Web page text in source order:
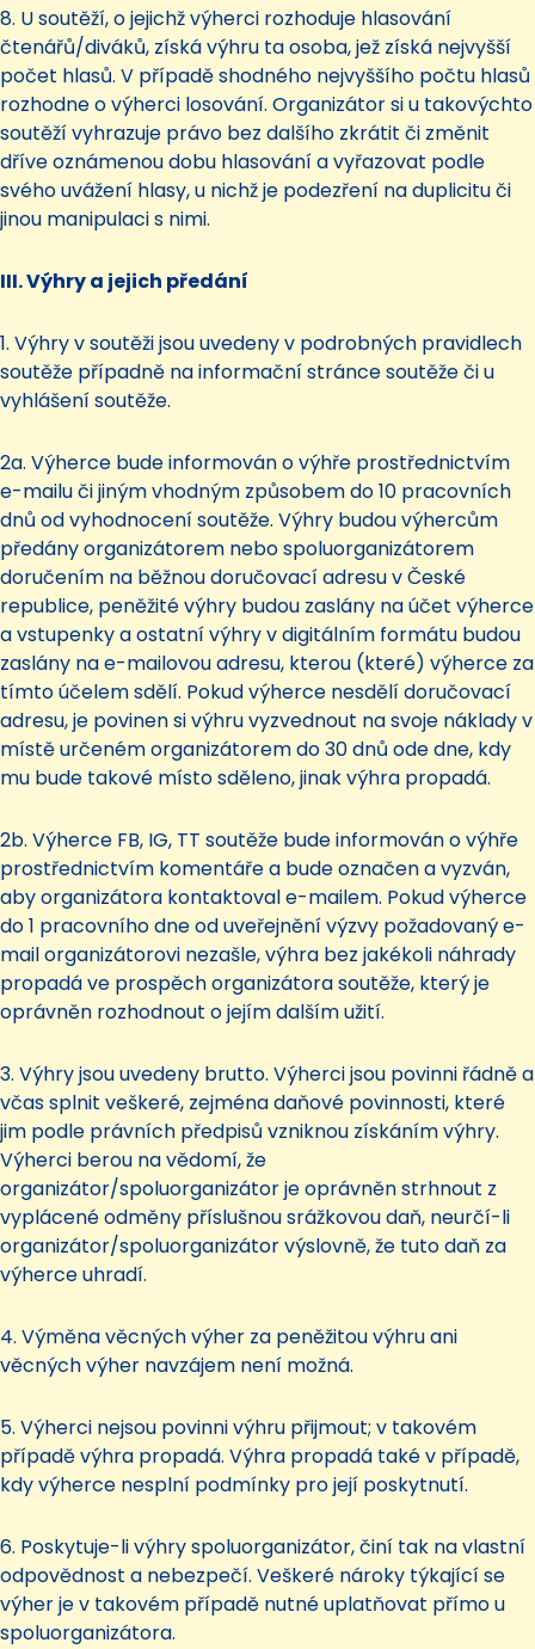
8. U soutěží, o jejichž výherci rozhoduje hlasování
čtenářů/diváků, získá výhru ta osoba, jež získá nejvyšší
počet hlasů. V případě shodného nejvyššího počtu hlasů
rozhodne o výherci losování. Organizátor si u takovýchto
soutěží vyhrazuje právo bez dalšího zkrátit či změnit
dříve oznámenou dobu hlasování a vyřazovat podle
svého uvážení hlasy, u nichž je podezření na duplicitu či
jinou manipulaci s nimi.
III. Výhry a jejich předání
1. Výhry v soutěži jsou uvedeny v podrobných pravidlech
soutěže případně na informační stránce soutěže či u
vyhlášení soutěže.
2a. Výherce bude informován o výhře prostřednictvím
e-mailu či jiným vhodným způsobem do 10 pracovních
dnů od vyhodnocení soutěže. Výhry budou výhercům
předány organizátorem nebo spoluorganizátorem
doručením na běžnou doručovací adresu v České
republice, peněžité výhry budou zaslány na účet výherce
a vstupenky a ostatní výhry v digitálním formátu budou
zaslány na e-mailovou adresu, kterou (které) výherce za
tímto účelem sdělí. Pokud výherce nesdělí doručovací
adresu, je povinen si výhru vyzvednout na svoje náklady v
místě určeném organizátorem do 30 dnů ode dne, kdy
mu bude takové místo sděleno, jinak výhra propadá.
2b. Výherce FB, IG, TT soutěže bude informován o výhře
prostřednictvím komentáře a bude označen a vyzván,
aby organizátora kontaktoval e-mailem. Pokud výherce
do 1 pracovního dne od uveřejnění výzvy požadovaný e-
mail organizátorovi nezašle, výhra bez jakékoli náhrady
propadá ve prospěch organizátora soutěže, který je
oprávněn rozhodnout o jejím dalším užití.
3. Výhry jsou uvedeny brutto. Výherci jsou povinni řádně a
včas splnit veškeré, zejména daňové povinnosti, které
jim podle právních předpisů vzniknou získáním výhry.
Výherci berou na vědomí, že
organizátor/spoluorganizátor je oprávněn strhnout z
vyplácené odměny příslušnou srážkovou daň, neurčí-li
organizátor/spoluorganizátor výslovně, že tuto daň za
výherce uhradí.
4. Výměna věcných výher za peněžitou výhru ani
věcných výher navzájem není možná.
5. Výherci nejsou povinni výhru přijmout; v takovém
případě výhra propadá. Výhra propadá také v případě,
kdy výherce nesplní podmínky pro její poskytnutí.
6. Poskytuje-li výhry spoluorganizátor, činí tak na vlastní
odpovědnost a nebezpečí. Veškeré nároky týkající se
výher je v takovém případě nutné uplatňovat přímo u
spoluorganizátora.